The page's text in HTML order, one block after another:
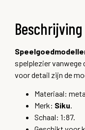
Beschrijving
spelplezier
voor detail zijn de
Materiaal:
Merk: Siku.
Schaal: 1:87.